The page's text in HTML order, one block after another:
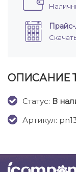
Прайс-
ОПИСАНИЕ
Cтатус: В
Артикул: